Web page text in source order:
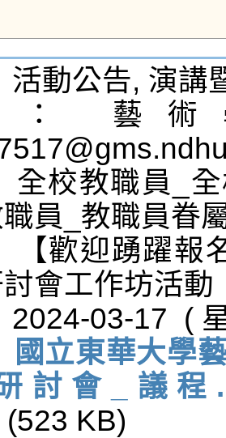
活動公告, 演講
： 藝
全校教職員_
員_教職員眷
【歡迎踴躍報
會工作坊活動
2024-03-17  (
國立東華大學
討會_議程
KB)